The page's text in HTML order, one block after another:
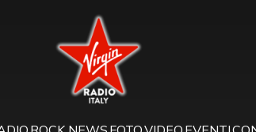
Virgin Radio